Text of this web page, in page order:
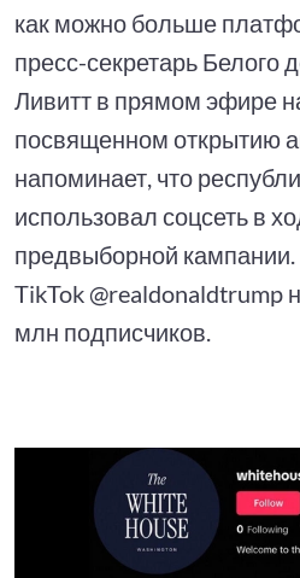
как можно больше
пресс-секретарь Белого
Ливитт в прямом эфире
посвященном открытию
напоминает, что
использовал соцсеть в
предвыборной кампании.
TikTok @realdonaldtrump
млн подписчиков.